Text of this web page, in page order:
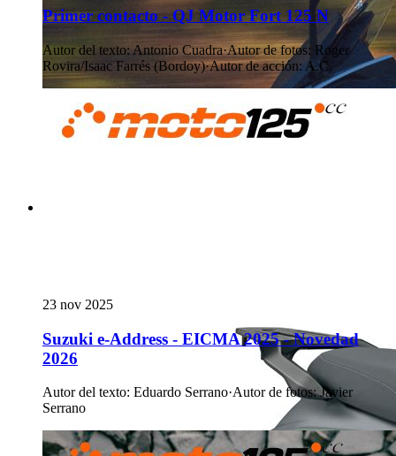
Primer contacto - QJ Motor Fort 125 N
Autor del texto:Antonio Cuadra·Autor de fotos: Roger
Rovira/Isaac Farrés (Bordoy)·Autor de acción:A.C.
23 nov 2025
Suzuki e-Address - EICMA 2025 - Novedad
2026
Autor del texto: Eduardo Serrano·Autor de fotos: Javier
Serrano